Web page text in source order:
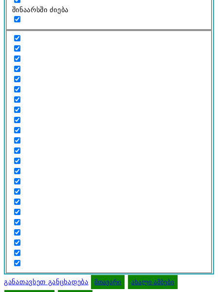
შინაარსში ძიება
განათავსეთ განცხადება მთავარი ახალი ამბები